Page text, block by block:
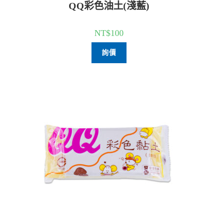
QQ彩色油土(淺藍)
NT$100
詢價